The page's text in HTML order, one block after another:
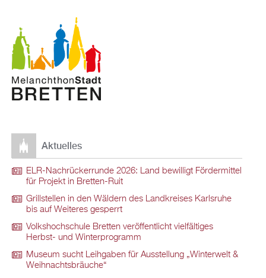
Aktuelles
ELR-Nachrückerrunde 2026: Land bewilligt Fördermittel
für Projekt in Bretten-Ruit
Grillstellen in den Wäldern des Landkreises Karlsruhe
bis auf Weiteres gesperrt
Volkshochschule Bretten veröffentlicht vielfältiges
Herbst- und Winterprogramm
Museum sucht Leihgaben für Ausstellung „Winterwelt &
Weihnachtsbräuche“